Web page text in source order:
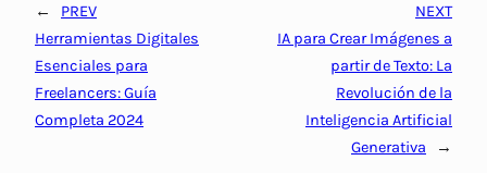
←
PREV
Herramientas Digitales
Esenciales para
Freelancers: Guía
Completa 2024
NEXT
IA para Crear Imágenes a
partir de Texto: La
Revolución de la
Inteligencia Artificial
Generativa
→